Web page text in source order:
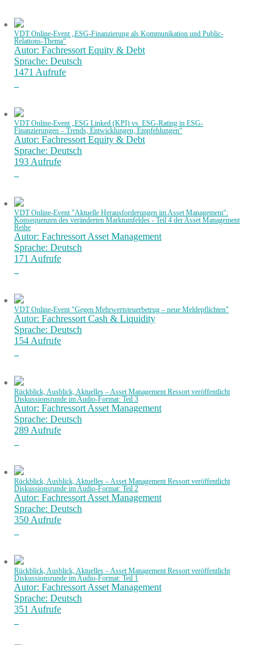
VDT Online-Event „ESG-Finanzierung als Kommunikation und Public-
Relations-Thema“
Autor: Fachressort Equity & Debt
Sprache: Deutsch
1471 Aufrufe
VDT Online-Event „ESG Linked (KPI) vs. ESG-Rating in ESG-
Finanzierungen – Trends, Entwicklungen, Empfehlungen“
Autor: Fachressort Equity & Debt
Sprache: Deutsch
193 Aufrufe
VDT Online-Event "Aktuelle Herausforderungen im Asset Management":
Konsequenzen des veränderten Marktumfeldes - Teil 4 der Asset Management
Reihe
Autor: Fachressort Asset Management
Sprache: Deutsch
171 Aufrufe
VDT Online-Event "Gegen Mehrwertsteuerbetrug – neue Meldepflichten"
Autor: Fachressort Cash & Liquidity
Sprache: Deutsch
154 Aufrufe
Rückblick, Ausblick, Aktuelles – Asset Management Ressort veröffentlicht
Diskussionsrunde im Audio-Format: Teil 3
Autor: Fachressort Asset Management
Sprache: Deutsch
289 Aufrufe
Rückblick, Ausblick, Aktuelles – Asset Management Ressort veröffentlicht
Diskussionsrunde im Audio-Format: Teil 2
Autor: Fachressort Asset Management
Sprache: Deutsch
350 Aufrufe
Rückblick, Ausblick, Aktuelles – Asset Management Ressort veröffentlicht
Diskussionsrunde im Audio-Format: Teil 1
Autor: Fachressort Asset Management
Sprache: Deutsch
351 Aufrufe